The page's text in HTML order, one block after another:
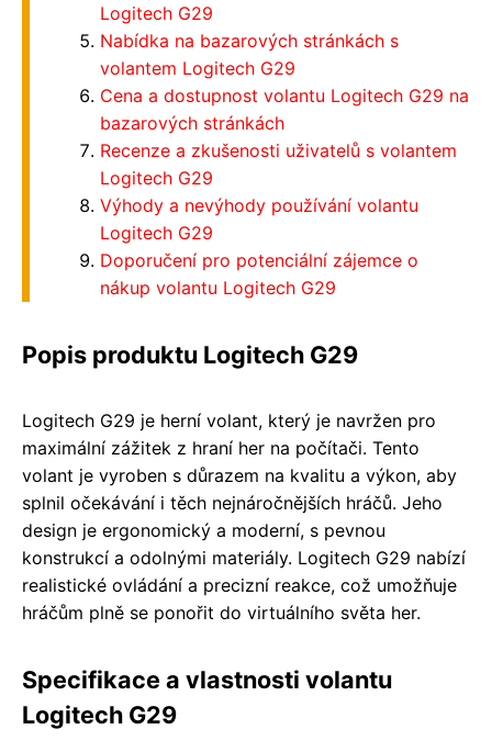
Logitech G29
Nabídka na bazarových stránkách s
volantem Logitech G29
Cena a dostupnost volantu Logitech G29 na
bazarových stránkách
Recenze a zkušenosti uživatelů s volantem
Logitech G29
Výhody a nevýhody používání volantu
Logitech G29
Doporučení pro potenciální zájemce o
nákup volantu Logitech G29
Popis produktu Logitech G29
Logitech G29 je herní volant, který je navržen pro
maximální zážitek z hraní her na počítači. Tento
volant je vyroben s důrazem na kvalitu a výkon, aby
splnil očekávání i těch nejnáročnějších hráčů. Jeho
design je ergonomický a moderní, s pevnou
konstrukcí a odolnými materiály. Logitech G29 nabízí
realistické ovládání a precizní reakce, což umožňuje
hráčům plně se ponořit do virtuálního světa her.
Specifikace a vlastnosti volantu
Logitech G29